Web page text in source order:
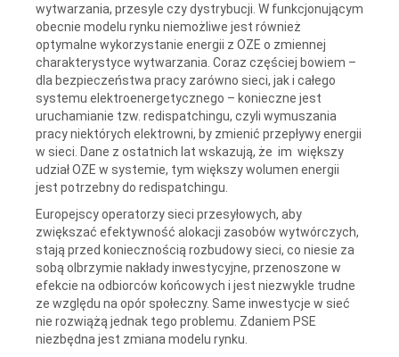
wytwarzania, przesyle czy dystrybucji. W funkcjonującym
obecnie modelu rynku niemożliwe jest również
optymalne wykorzystanie energii z OZE o zmiennej
charakterystyce wytwarzania. Coraz częściej bowiem –
dla bezpieczeństwa pracy zarówno sieci, jak i całego
systemu elektroenergetycznego – konieczne jest
uruchamianie tzw. redispatchingu, czyli wymuszania
pracy niektórych elektrowni, by zmienić przepływy energii
w sieci. Dane z ostatnich lat wskazują, że im większy
udział OZE w systemie, tym większy wolumen energii
jest potrzebny do redispatchingu.
Europejscy operatorzy sieci przesyłowych, aby
zwiększać efektywność alokacji zasobów wytwórczych,
stają przed koniecznością rozbudowy sieci, co niesie za
sobą olbrzymie nakłady inwestycyjne, przenoszone w
efekcie na odbiorców końcowych i jest niezwykle trudne
ze względu na opór społeczny. Same inwestycje w sieć
nie rozwiążą jednak tego problemu. Zdaniem PSE
niezbędna jest zmiana modelu rynku.